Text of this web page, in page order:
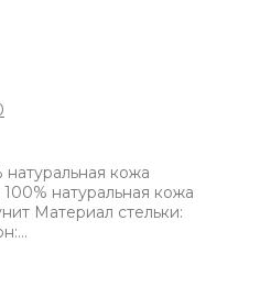
кожа
натуральная кожа
Материал стельки: